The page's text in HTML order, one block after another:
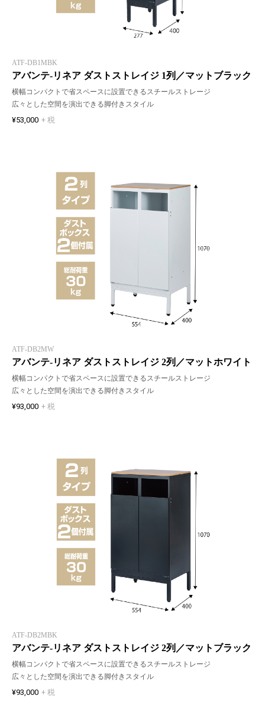
ATF-DB1MBK
アバンテ-リネア ダストストレイジ 1列／マットブラック
横幅コンパクトで省スペースに設置できるスチールストレージ
広々とした空間を演出できる脚付きスタイル
¥53,000 + 税
ATF-DB2MW
アバンテ-リネア ダストストレイジ 2列／マットホワイト
横幅コンパクトで省スペースに設置できるスチールストレージ
広々とした空間を演出できる脚付きスタイル
¥93,000 + 税
ATF-DB2MBK
アバンテ-リネア ダストストレイジ 2列／マットブラック
横幅コンパクトで省スペースに設置できるスチールストレージ
広々とした空間を演出できる脚付きスタイル
¥93,000 + 税